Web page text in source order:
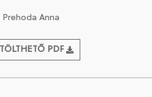
Prehoda Anna
PDF